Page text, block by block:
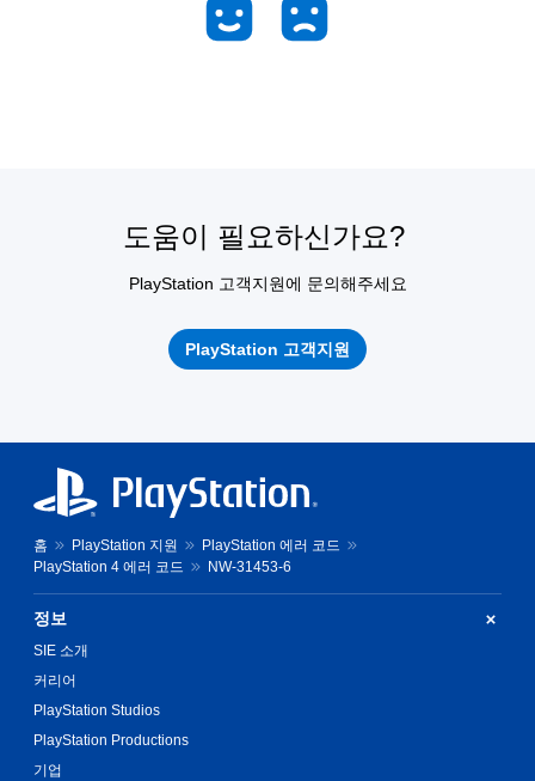
도움이 필요하신가요?
PlayStation 고객지원에 문의해주세요
PlayStation 고객지원
홈 PlayStation 지원
PlayStation 에러 코드
PlayStation 4 에러 코드
NW-31453-6
정보
SIE 소개
커리어
PlayStation Studios
PlayStation Productions
기업